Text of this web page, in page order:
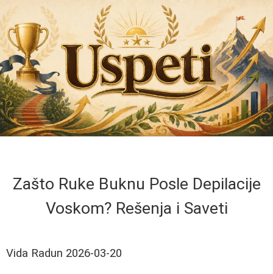
Zašto Ruke Buknu Posle Depilacije
Voskom? Rešenja i Saveti
Vida Radun 2026-03-20